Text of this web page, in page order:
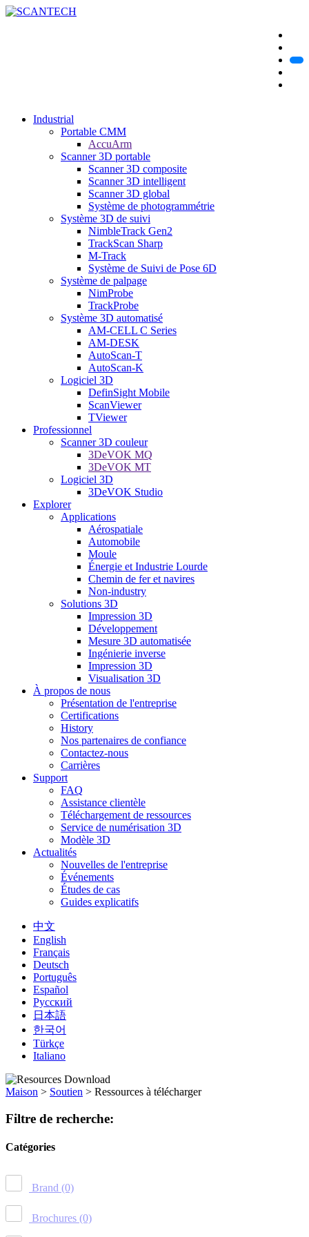
Industrial
Portable CMM
AccuArm
Scanner 3D portable
Scanner 3D composite
Scanner 3D intelligent
Scanner 3D global
Système de photogrammétrie
Système 3D de suivi
NimbleTrack Gen2
TrackScan Sharp
M-Track
Système de Suivi de Pose 6D
Système de palpage
NimProbe
TrackProbe
Système 3D automatisé
AM-CELL C Series
AM-DESK
AutoScan-T
AutoScan-K
Logiciel 3D
DefinSight Mobile
ScanViewer
TViewer
Professionnel
Scanner 3D couleur
3DeVOK MQ
3DeVOK MT
Logiciel 3D
3DeVOK Studio
Explorer
Applications
Aérospatiale
Automobile
Moule
Énergie et Industrie Lourde
Chemin de fer et navires
Non-industry
Solutions 3D
Impression 3D
Développement
Mesure 3D automatisée
Ingénierie inverse
Impression 3D
Visualisation 3D
À propos de nous
Présentation de l'entreprise
Certifications
History
Nos partenaires de confiance
Contactez-nous
Carrières
Support
FAQ
Assistance clientèle
Téléchargement de ressources
Service de numérisation 3D
Modèle 3D
Actualités
Nouvelles de l'entreprise
Événements
Études de cas
Guides explicatifs
中文
English
Français
Deutsch
Português
Español
Русский
日本語
한국어
Türkçe
Italiano
Maison > Soutien > Ressources à télécharger
Filtre de recherche:
Catégories
Brand (0)
Brochures (0)